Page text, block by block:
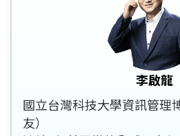
李啟龍
國立台灣科技大學資訊管理
友）